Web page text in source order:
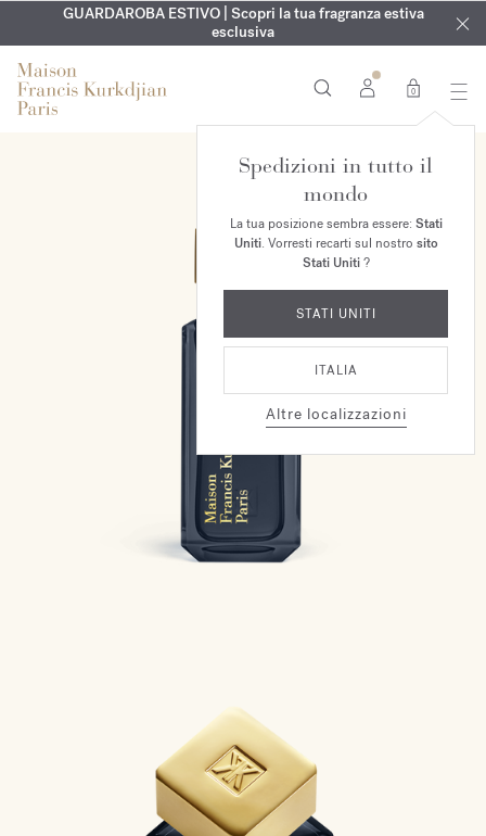
ESCLUSIVO | Scopri la nuova fragranza OUDvelvet moodnel
tuo ordine*
INCISIONE GRATUITA | Su tutte le fragranze e gli oli per il
corpo fino al 9 agosto
GUARDAROBA ESTIVO | Scopri la tua fragranza estiva
esclusiva
0
Spedizioni in tutto il
mondo
La tua posizione sembra essere: Stati
Uniti. Vorresti recarti sul nostro sito
Stati Uniti?
STATI UNITI
ITALIA
Altre localizzazioni